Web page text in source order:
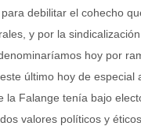
debilitar el cohecho
y por la
hoy por
último hoy de especial
la Falange tenía bajo
valores políticos y